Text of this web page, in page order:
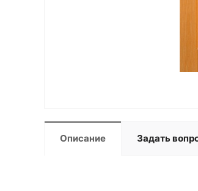
Описание Задать